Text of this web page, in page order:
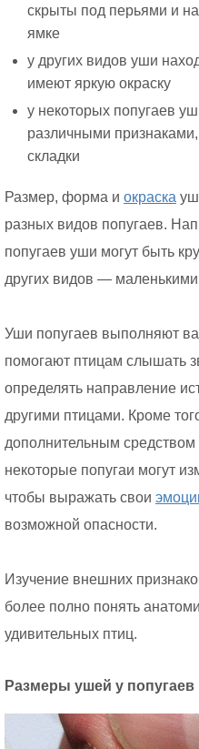
скрыты под перьями и
ямке
у других видов уши
имеют яркую окраску
у некоторых попугаев
различными
складки
Размер, форма и окраска
разных видов попугаев.
попугаев уши могут быть
других видов —
Уши попугаев выполняют
помогают птицам слышать
определять направление
другими птицами. Кроме
дополнительным
некоторые попугаи могут
чтобы выражать свои
возможной опасности.
Изучение внешних
более полно понять
удивительных птиц.
Размеры ушей у попугаев